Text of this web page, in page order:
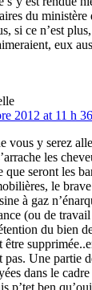
du ministère
si ce n’est
eux
2012 at 11 h
vous y serez
les
que seront les
le
à gaz
(ou de
du bien
être
pas. Une partie
dans le